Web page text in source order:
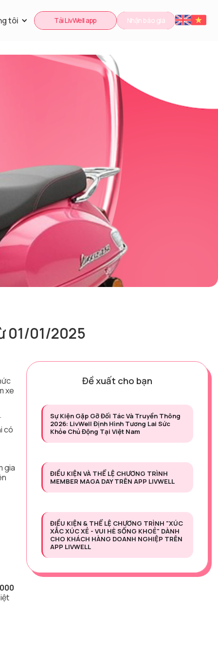
tôi Tải LivWell app Nhận báo giá
01/01/2025
xe
có
gia
Đề xuất cho bạn
Sự Kiện Gặp Gỡ Đối Tác Và Truyền Thông
2026: LivWell Định Hình Tương Lai Sức
Khỏe Chủ Động Tại Việt Nam
ĐIỀU KIỆN VÀ THỂ LỆ CHƯƠNG TRÌNH
MEMBER MAGA DAY TRÊN APP LIVWELL
ĐIỀU KIỆN & THỂ LỆ CHƯƠNG TRÌNH "XÚC
XẮC XÚC XẺ - VUI HÈ SỐNG KHOẺ" DÀNH
CHO KHÁCH HÀNG DOANH NGHIỆP TRÊN
APP LIVWELL